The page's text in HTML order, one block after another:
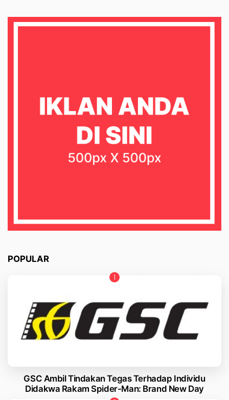
POPULAR
GSC Ambil Tindakan Tegas Terhadap Individu
Didakwa Rakam Spider-Man: Brand New Day